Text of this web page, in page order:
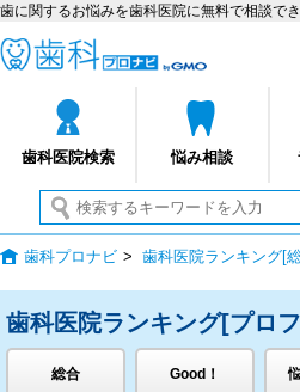
歯に関するお悩みを歯科医院に無料で相談でき
歯科医院検索 悩み相談
歯科プロナビ > 歯科医院ランキング[
歯科医院ランキング[プロ
総合 Good！